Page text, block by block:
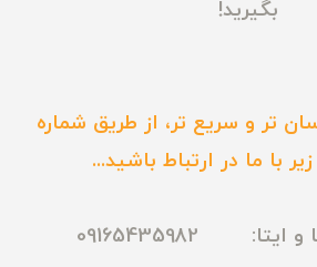
بگیرید!
تر و سریع تر، از طریق شماره
با ما در ارتباط باشید...
09165435982